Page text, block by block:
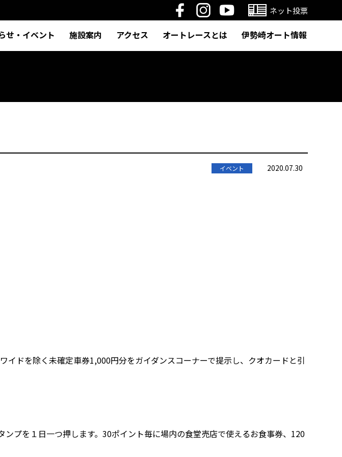
ネット投票
せ・イベント 施設案内 アクセス オートレースとは 伊勢崎オート情報
イベント 2020.07.30
ドを除く未確定車券1,000円分をガイダンスコーナーで提示し、クオカードと引
プを１日一つ押します。30ポイント毎に場内の食堂売店で使えるお食事券、120